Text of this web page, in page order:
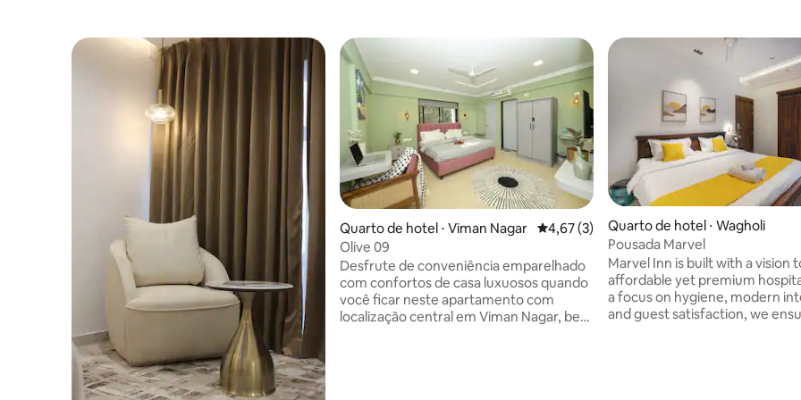
Quarto de hotel ⋅ Viman Nagar 4,67 de uma avaliação média de 5, 3
4,67 (3)
Olive 09
Desfrute de conveniência emparelhado
com confortos de casa luxuosos quando
você ficar neste apartamento com
localização central em Viman Nagar, bem
Quarto de hotel ⋅ Wagholi
Pousada Marvel
Marvel Inn is built with a vision
affordable yet premium
a focus on hygiene, modern
and guest satisfaction, we